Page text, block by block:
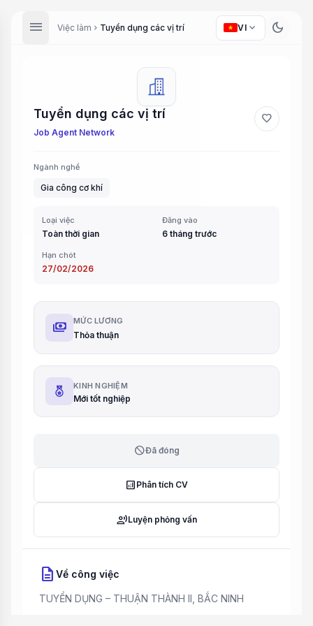
menu Việc làm chevron_right Tuyển dụng các vị trí VI expand_more dark_mode
Tuyển dụng các vị trí
Job Agent Network
favorite
Ngành nghề
Gia công cơ khí
Loại việc
Toàn thời gian
Đăng vào
6 tháng trước
Hạn chót
27/02/2026
payments MỨC LƯƠNG
Thỏa thuận
KINH NGHIỆM
Mới tốt nghiệp
blockĐã đóng
analytics Phân tích CV
record_voice_overLuyện phỏng vấn
description Về công việc
TUYỂN DỤNG – THUẬN THÀNH II, BẮC NINH